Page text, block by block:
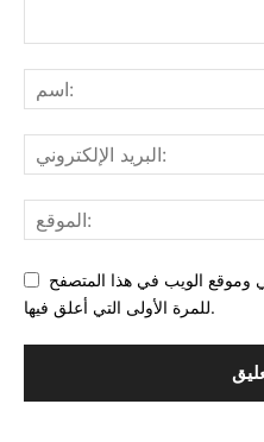
وموقع الويب في هذا المتصفح
للمرة الأولى التي أعلق فيها.